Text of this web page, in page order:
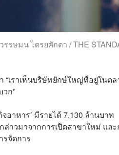
รรษมน ไตรยศักดา / THE
“เราเห็นบริษัทยักษ์ใหญ่ที่อยู่ในต
ก”
อาหาร’ มีรายได้ 7,130 ล้านบาท
ล่าวมาจากการเปิดสาขาใหม่ และ
รจัดการ